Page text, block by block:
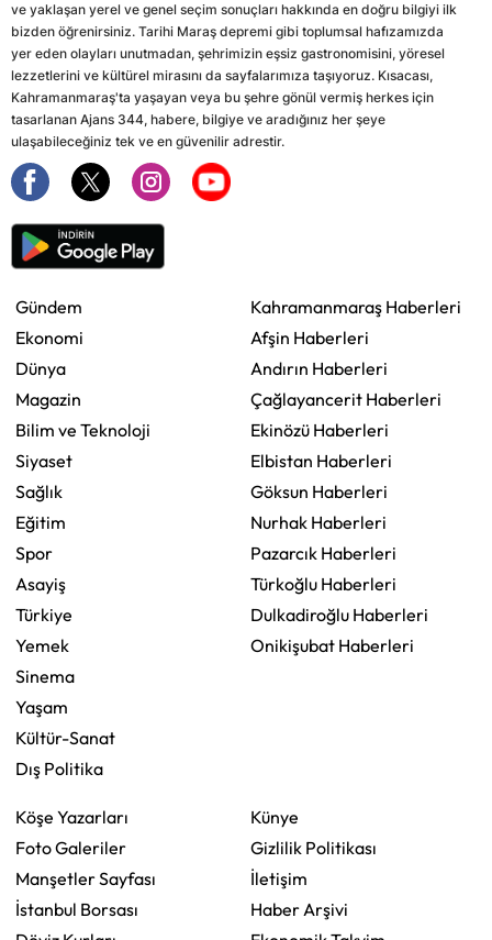
ve yaklaşan yerel ve genel seçim sonuçları hakkında en doğru bilgiyi ilk
bizden öğrenirsiniz. Tarihi Maraş depremi gibi toplumsal hafızamızda
yer eden olayları unutmadan, şehrimizin eşsiz gastronomisini, yöresel
lezzetlerini ve kültürel mirasını da sayfalarımıza taşıyoruz. Kısacası,
Kahramanmaraş'ta yaşayan veya bu şehre gönül vermiş herkes için
tasarlanan Ajans 344, habere, bilgiye ve aradığınız her şeye
ulaşabileceğiniz tek ve en güvenilir adrestir.
Gündem
Ekonomi
Dünya
Magazin
Bilim ve Teknoloji
Siyaset
Sağlık
Eğitim
Spor
Asayiş
Türkiye
Yemek
Sinema
Yaşam
Kültür-Sanat
Dış Politika
Kahramanmaraş Haberleri
Afşin Haberleri
Andırın Haberleri
Çağlayancerit Haberleri
Ekinözü Haberleri
Elbistan Haberleri
Göksun Haberleri
Nurhak Haberleri
Pazarcık Haberleri
Türkoğlu Haberleri
Dulkadiroğlu Haberleri
Onikişubat Haberleri
Köşe Yazarları
Foto Galeriler
Manşetler Sayfası
İstanbul Borsası
Künye
Gizlilik Politikası
İletişim
Haber Arşivi